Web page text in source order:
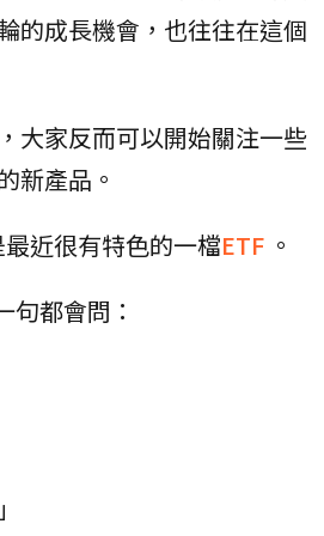
的成長機會，也往往在這個
大家反而可以開始關注一些
新產品。
近很有特色的一檔ETF 。
句都會問：